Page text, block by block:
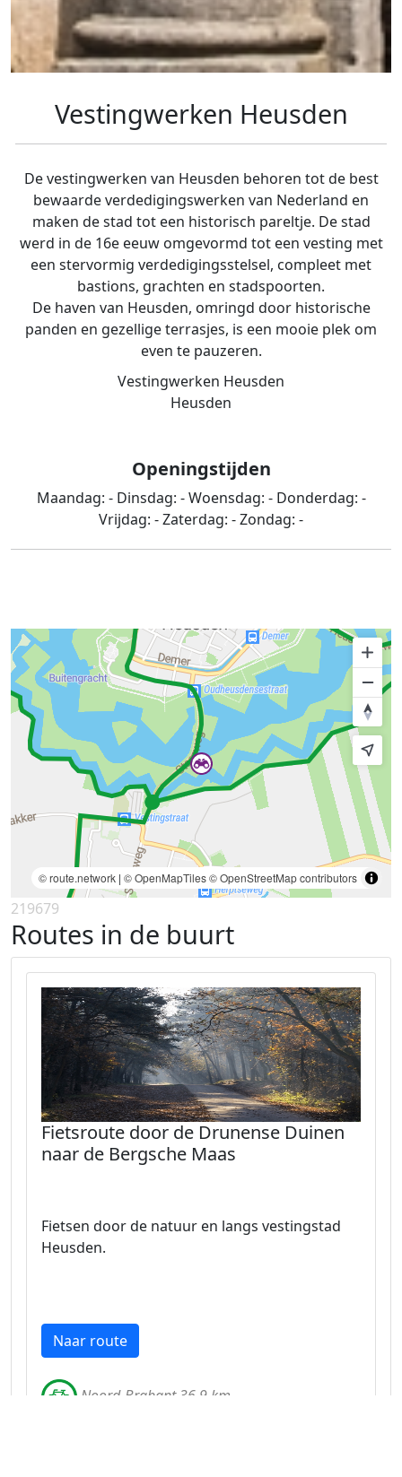
Vestingwerken Heusden
De vestingwerken van Heusden behoren tot de best
bewaarde verdedigingswerken van Nederland en
maken de stad tot een historisch pareltje. De stad
werd in de 16e eeuw omgevormd tot een vesting met
een stervormig verdedigingsstelsel, compleet met
bastions, grachten en stadspoorten.
De haven van Heusden, omringd door historische
panden en gezellige terrasjes, is een mooie plek om
even te pauzeren.
Vestingwerken Heusden
Heusden
Openingstijden
Maandag: - Dinsdag: -Woensdag: - Donderdag: -
Vrijdag: -Zaterdag: -Zondag: -
© route.network | © OpenMapTiles© OpenStreetMap contributors
219679
Routes in de buurt
Fietsroute door de Drunense Duinen
naar de Bergsche Maas
Fietsen door de natuur en langs vestingstad
Heusden.
Naar route
Noord-Brabant 36.9 km